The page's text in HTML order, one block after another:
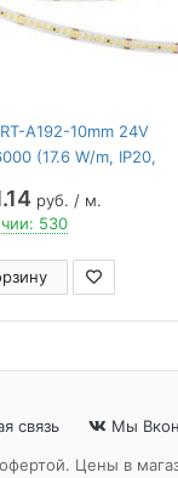
A192-10mm 24V
(17.6 W/m, IP20,
лм/Вт)
руб. / м.
530
связь
Мы
Цены в